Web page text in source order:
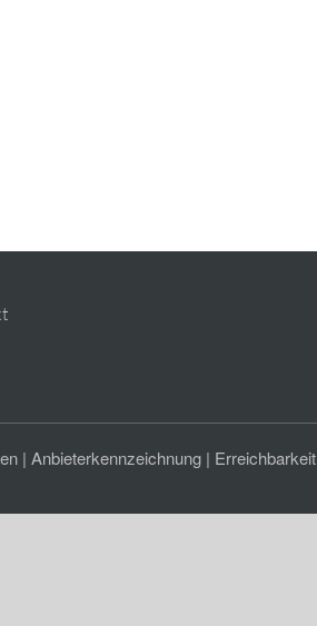
| Anbieterkennzeichnung | Erreichbarkeit